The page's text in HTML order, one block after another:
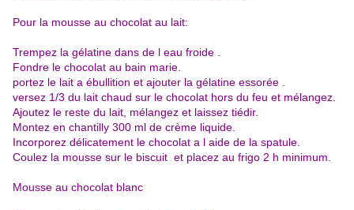
Pour la mousse au chocolat au lait:
Trempez la gélatine dans de l eau froide .
Fondre le chocolat au bain marie.
portez le lait a ébullition et ajouter la gélatine essorée .
versez 1/3 du lait chaud sur le chocolat hors du feu et mélangez.
Ajoutez le reste du lait, mélangez et laissez tiédir.
Montez en chantilly 300 ml de crème liquide.
Incorporez délicatement le chocolat a l aide de la spatule.
Coulez la mousse sur le biscuit et placez au frigo 2 h minimum.
Mousse au chocolat blanc